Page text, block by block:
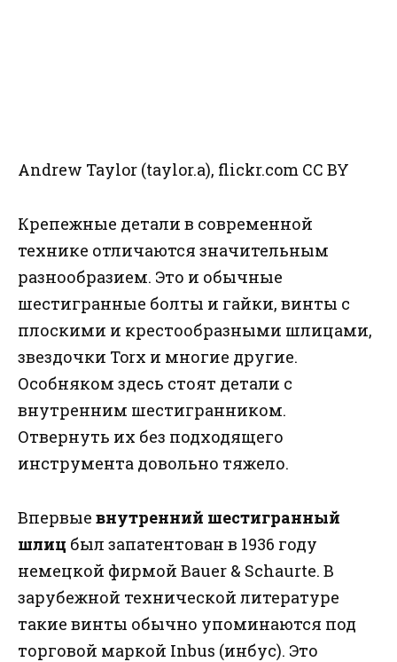
Andrew Taylor (taylor.a), flickr.com CC BY
Крепежные детали в современной
технике отличаются значительным
разнообразием. Это и обычные
шестигранные болты и гайки, винты с
плоскими и крестообразными шлицами,
звездочки Torx и многие другие.
Особняком здесь стоят детали с
внутренним шестигранником.
Отвернуть их без подходящего
инструмента довольно тяжело.
Впервые внутренний шестигранный
шлиц был запатентован в 1936 году
немецкой фирмой Bauer & Schaurte. В
зарубежной технической литературе
такие винты обычно упоминаются под
торговой маркой Inbus (инбус). Это